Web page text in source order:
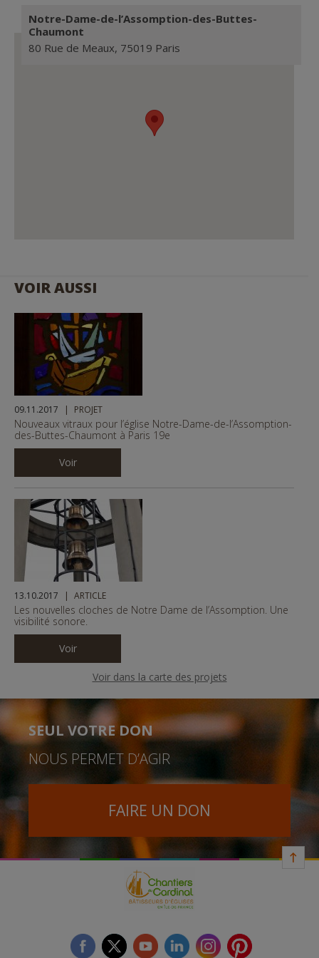
Voir dans la carte des projets
Notre-Dame-de-l’Assomption-des-Buttes-
Chaumont
80 Rue de Meaux, 75019 Paris
VOIR AUSSI
09.11.2017 PROJET
Nouveaux vitraux pour l’église Notre-Dame-de-l’Assomption-
des-Buttes-Chaumont à Paris 19e
Voir
13.10.2017 ARTICLE
Les nouvelles cloches de Notre Dame de l’Assomption. Une
visibilité sonore.
Voir
SEUL VOTRE DON
NOUS PERMET D’AGIR
FAIRE UN DON